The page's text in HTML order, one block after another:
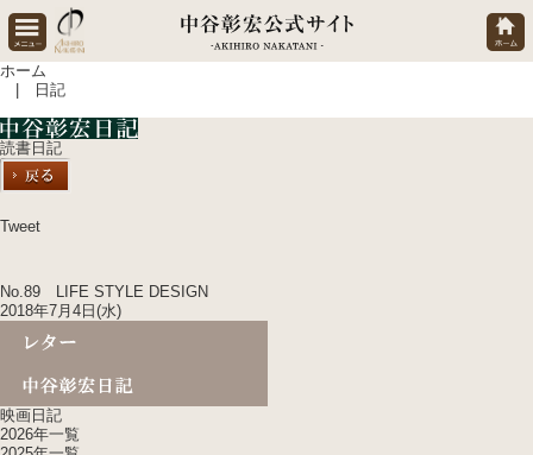
ホーム
| 日記
読書日記
Tweet
No.89 LIFE STYLE DESIGN
2018年7月4日(水)
映画日記
2026年一覧